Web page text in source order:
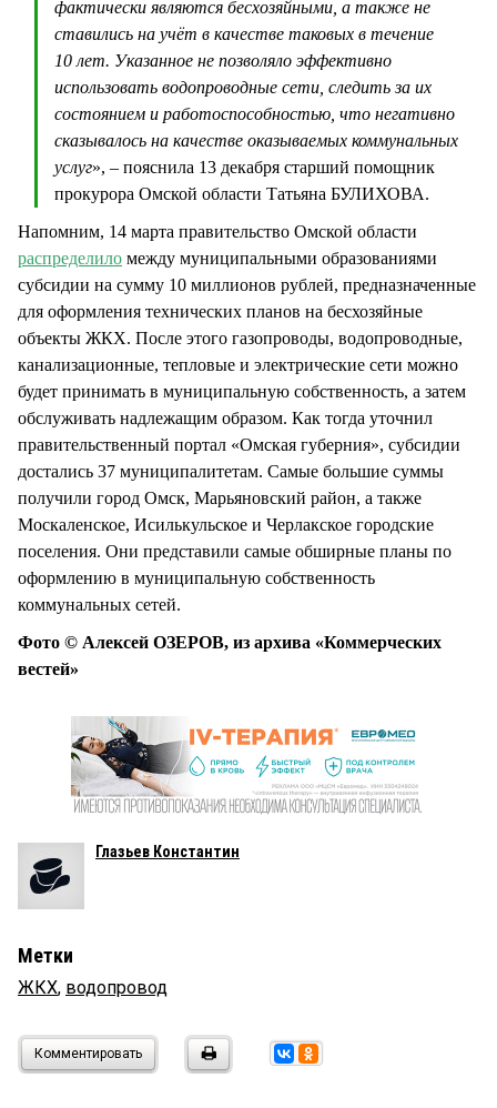
фактически являются бесхозяйными, а также не
ставились на учёт в качестве таковых в течение
10 лет. Указанное не позволяло эффективно
использовать водопроводные сети, следить за их
состоянием и работоспособностью, что негативно
сказывалось на качестве оказываемых коммунальных
услуг», – пояснила 13 декабря старший помощник
прокурора Омской области Татьяна БУЛИХОВА.
Напомним, 14 марта правительство Омской области
распределило между муниципальными образованиями
субсидии на сумму 10 миллионов рублей, предназначенные
для оформления технических планов на бесхозяйные
объекты ЖКХ. После этого газопроводы, водопроводные,
канализационные, тепловые и электрические сети можно
будет принимать в муниципальную собственность, а затем
обслуживать надлежащим образом. Как тогда уточнил
правительственный портал «Омская губерния», субсидии
достались 37 муниципалитетам. Самые большие суммы
получили город Омск, Марьяновский район, а также
Москаленское, Исилькульское и Черлакское городские
поселения. Они представили самые обширные планы по
оформлению в муниципальную собственность
коммунальных сетей.
Фото © Алексей ОЗЕРОВ, из архива «Коммерческих
вестей»
Глазьев Константин
Метки
ЖКХ, водопровод
Комментировать